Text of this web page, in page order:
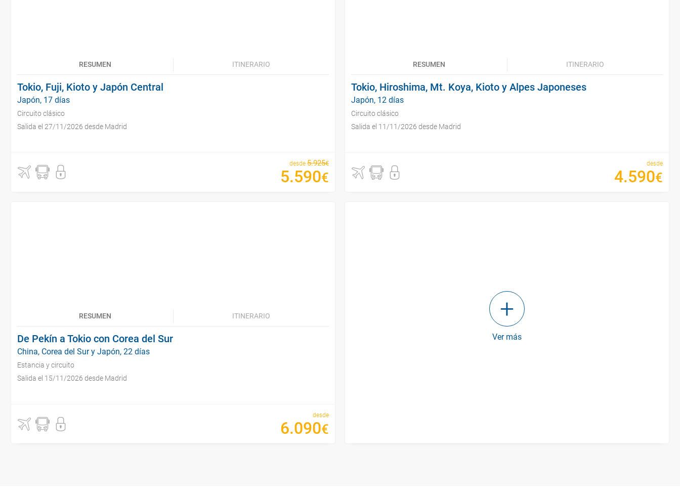
RESUMEN ITINERARIO
Tokio, Fuji, Kioto y Japón Central
Japón, 17 días
Circuito clásico
Salida el 27/11/2026 desde Madrid
desde 5.925€
5.590€
RESUMEN ITINERARIO
Tokio, Hiroshima, Mt. Koya, Kioto y Alpes Japoneses
Japón, 12 días
Circuito clásico
Salida el 11/11/2026 desde Madrid
desde
4.590€
RESUMEN ITINERARIO
De Pekín a Tokio con Corea del Sur
China, Corea del Sur y Japón, 22 días
Estancia y circuito
Salida el 15/11/2026 desde Madrid
desde
6.090€
Ver más